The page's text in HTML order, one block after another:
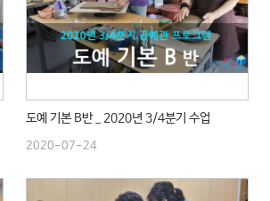
도예 기본 B반 _ 2020년 3/4분기 수업
2020-07-24